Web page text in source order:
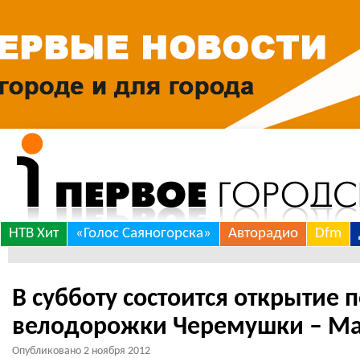
Skip
НТВ Хит «Голос Саяногорска» Авторадио Dfm
В субботу состоится открытие
велодорожки Черемушки –
Опубликовано 2 ноября 2012